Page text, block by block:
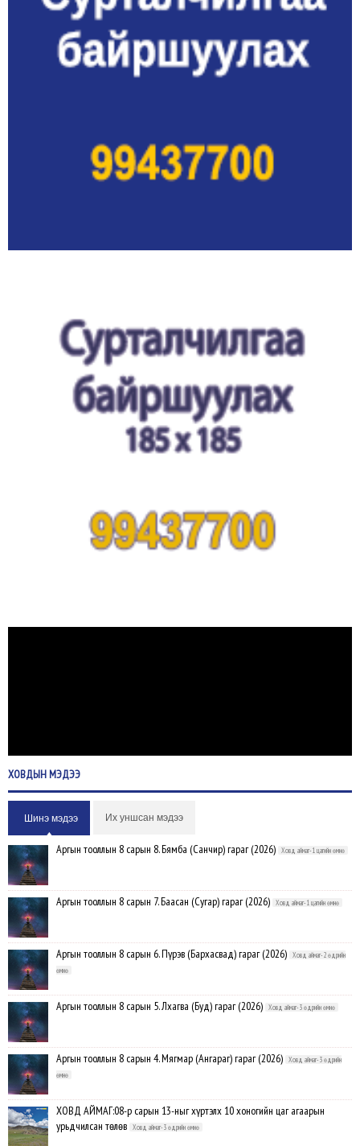
ХОВДЫНМЭДЭЭ
Шинэ мэдээ Их уншсан мэдээ
Аргын тооллын 8 сарын 8. Бямба (Санчир) гараг (2026) Ховд аймаг-1 цагийн өмнө
Аргын тооллын 8 сарын 7. Баасан (Сугар) гараг (2026) Ховд аймаг-1 цагийн өмнө
Аргын тооллын 8 сарын 6. Пүрэв (Бархасвад) гараг (2026)
Ховд аймаг-2 өдрийн
өмнө
Аргын тооллын 8 сарын 5. Лхагва (Буд) гараг (2026) Ховд аймаг-3 өдрийн өмнө
Аргын тооллын 8 сарын 4. Мягмар (Ангараг) гараг (2026)
Ховд аймаг-3 өдрийн
өмнө
ХОВД АЙМАГ:08-р сарын 13-ныг хүртэлх 10 хоногийн цаг агаарын
урьдчилсан төлөв
Ховд аймаг-3 өдрийн өмнө